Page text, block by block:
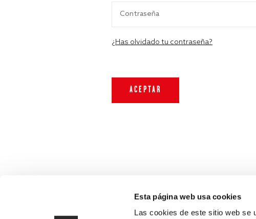
Esta página web usa cookies
Las cookies de este sitio web se
¿Has olvidado tu contraseña?